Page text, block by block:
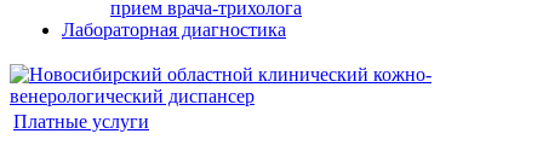
прием врача-трихолога
Лабораторная диагностика
Платные услуги